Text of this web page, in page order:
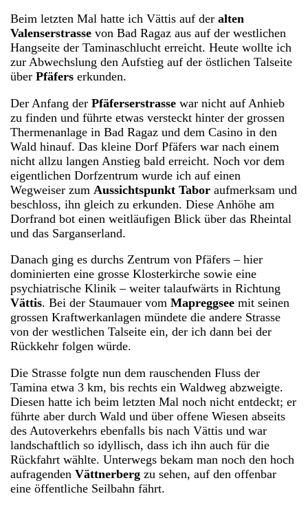
Beim letzten Mal hatte ich Vättis auf deralten
Valenserstrasse von Bad Ragaz aus auf der westlichen
Hangseite der Taminaschlucht erreicht. Heute wollte ich
zur Abwechslung den Aufstieg auf der östlichen Talseite
überPfäfers erkunden.
Der Anfang derPfäferserstrasse war nicht auf Anhieb
zu finden und führte etwas versteckt hinter der grossen
Thermenanlage in Bad Ragaz und dem Casino in den
Wald hinauf. Das kleine Dorf Pfäfers war nach einem
nicht allzu langen Anstieg bald erreicht. Noch vor dem
eigentlichen Dorfzentrum wurde ich auf einen
Wegweiser zum Aussichtspunkt Tabor aufmerksam und
beschloss, ihn gleich zu erkunden. Diese Anhöhe am
Dorfrand bot einen weitläufigen Blick über das Rheintal
und das Sarganserland.
Danach ging es durchs Zentrum von Pfäfers – hier
dominierten eine grosse Klosterkirche sowie eine
psychiatrische Klinik – weiter talaufwärts in Richtung
Vättis. Bei der Staumauer vomMapreggsee mit seinen
grossen Kraftwerkanlagen mündete die andere Strasse
von der westlichen Talseite ein, der ich dann bei der
Rückkehr folgen würde.
Die Strasse folgte nun dem rauschenden Fluss der
Tamina etwa 3 km, bis rechts ein Waldweg abzweigte.
Diesen hatte ich beim letzten Mal noch nicht entdeckt; er
führte aber durch Wald und über offene Wiesen abseits
des Autoverkehrs ebenfalls bis nach Vättis und war
landschaftlich so idyllisch, dass ich ihn auch für die
Rückfahrt wählte. Unterwegs bekam man noch den hoch
aufragendenVättnerberg zu sehen, auf den offenbar
eine öffentliche Seilbahn fährt.